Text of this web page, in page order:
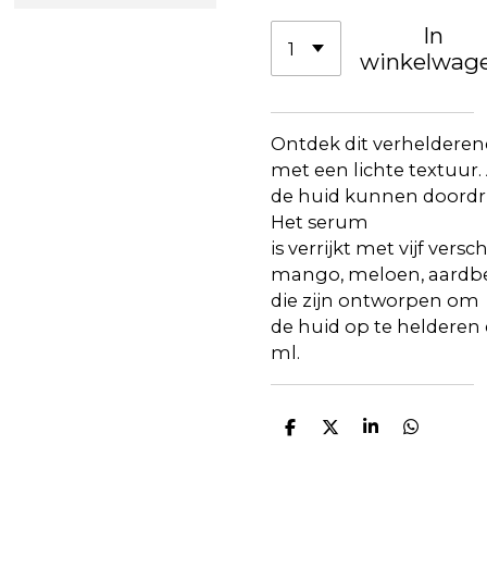
In
Ontdek dit
met een lichte textuur.
de huid kunnen
Het serum
is verrijkt met vijf
mango, meloen,
die zijn ontworpen om
de huid op te helderen
ml.
D
D
S
D